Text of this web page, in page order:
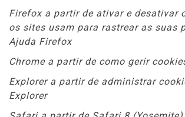
Firefox a partir de ativar e desativar
os sites usam para rastrear as suas
Ajuda Firefox
Chrome a partir de como gerir
Explorer a partir de administrar
Explorer